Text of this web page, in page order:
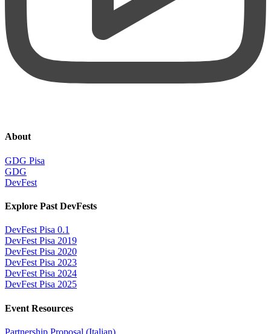
About
GDG Pisa
GDG
DevFest
Explore Past DevFests
DevFest Pisa 0.1
DevFest Pisa 2019
DevFest Pisa 2020
DevFest Pisa 2023
DevFest Pisa 2024
DevFest Pisa 2025
Event Resources
Partnership Proposal (Italian)